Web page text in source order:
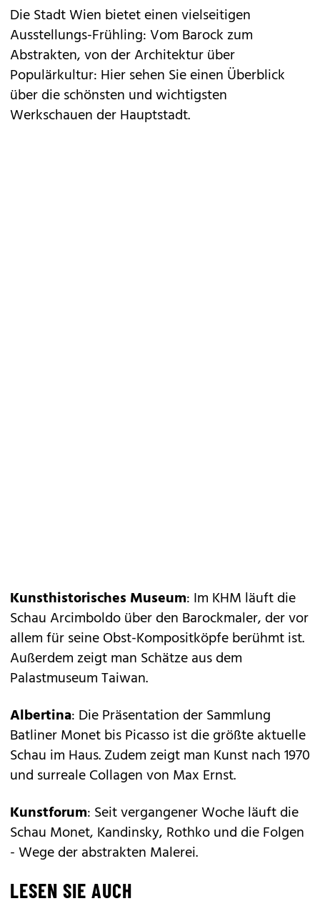
Die Stadt Wien bietet einen vielseitigen
Ausstellungs-Frühling: Vom Barock zum
Abstrakten, von der Architektur über
Populärkultur: Hier sehen Sie einen Überblick
über die schönsten und wichtigsten
Werkschauen der Hauptstadt.
Kunsthistorisches Museum: Im KHM läuft die
Schau Arcimboldo über den Barockmaler, der vor
allem für seine Obst-Kompositköpfe berühmt ist.
Außerdem zeigt man Schätze aus dem
Palastmuseum Taiwan.
Albertina: Die Präsentation der Sammlung
Batliner Monet bis Picasso ist die größte aktuelle
Schau im Haus. Zudem zeigt man Kunst nach 1970
und surreale Collagen von Max Ernst.
Kunstforum: Seit vergangener Woche läuft die
Schau Monet, Kandinsky, Rothko und die Folgen
- Wege der abstrakten Malerei.
LESEN SIE AUCH